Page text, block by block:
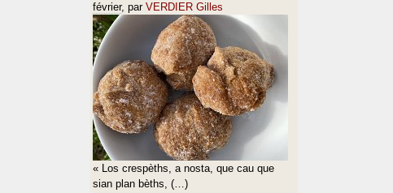
février, par VERDIER Gilles
« Los crespèths, a nosta, que cau que
sian plan bèths, (…)